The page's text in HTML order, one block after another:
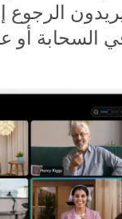
الرجوع
أو